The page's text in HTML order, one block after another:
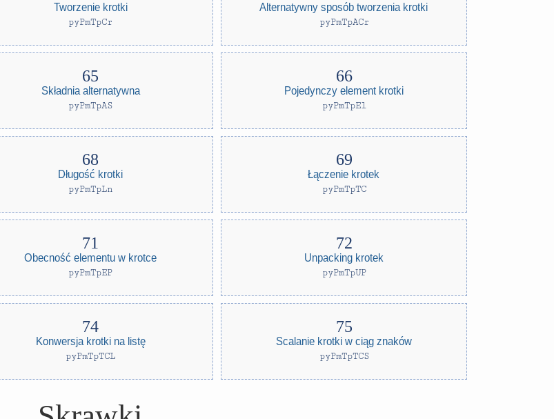
Tworzenie krotki
pyPmTpCr
Alternatywny sposób tworzenia krotki
pyPmTpACr
Składnia alternatywna
pyPmTpAS
Pojedynczy element krotki
pyPmTpEl
Długość krotki
pyPmTpLn
Łączenie krotek
pyPmTpTC
Obecność elementu w krotce
pyPmTpEP
Unpacking krotek
pyPmTpUP
Konwersja krotki na listę
pyPmTpTCL
Scalanie krotki w ciąg znaków
pyPmTpTCS